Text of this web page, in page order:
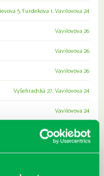
5,Furdekova 1,Vavilovova 24
Vavilovova 26
Vavilovova 26
Vavilovova 26
Vyšehradská 27,Vavilovova 24
Vavilovova 24
Vavilovova 24
Vavilovova 24,Rovniankova 3